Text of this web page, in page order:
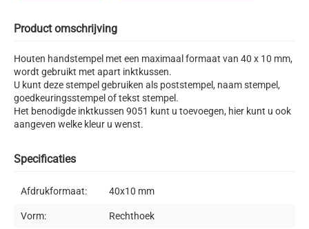
Product omschrijving
Houten handstempel met een maximaal formaat van 40 x 10 mm,
wordt gebruikt met apart inktkussen.
U kunt deze stempel gebruiken als poststempel, naam stempel,
goedkeuringsstempel of tekst stempel.
Het benodigde inktkussen 9051 kunt u toevoegen, hier kunt u ook
aangeven welke kleur u wenst.
Specificaties
Afdrukformaat: 40x10 mm
Vorm: Rechthoek